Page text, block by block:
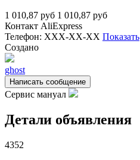
1 010,87 руб 1 010,87 руб
Контакт AliExpress
Телефон: XXX-XX-XX Показать
Создано
ghost
Написать сообщение
Сервис мануал
Детали объявления
4352